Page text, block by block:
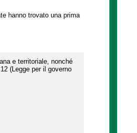
hanno trovato una prima
e territoriale, nonché
(Legge per il governo